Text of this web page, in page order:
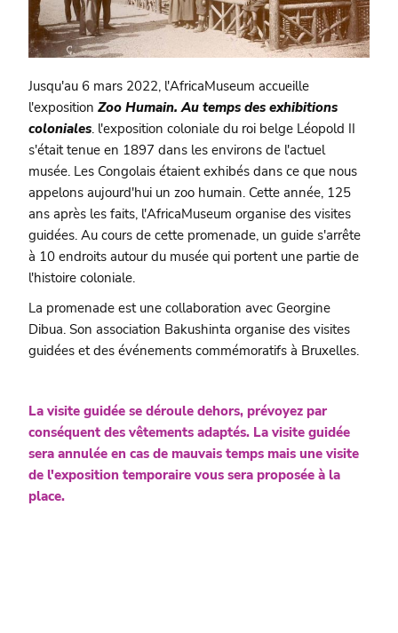
Jusqu'au 6 mars 2022, l'AfricaMuseum accueille
l'expositionZoo Humain. Au temps des exhibitions
coloniales. l'exposition coloniale du roi belge Léopold II
s'était tenue en 1897 dans les environs de l'actuel
musée. Les Congolais étaient exhibés dans ce que nous
appelons aujourd'hui un zoo humain. Cette année, 125
ans après les faits, l'AfricaMuseum organise des visites
guidées. Au cours de cette promenade, un guide s'arrête
à 10 endroits autour du musée qui portent une partie de
l'histoire coloniale.
La promenade est une collaboration avec Georgine
Dibua. Son association Bakushinta organise des visites
guidées et des événements commémoratifs à Bruxelles.
La visite guidée se déroule dehors, prévoyez par
conséquent des vêtements adaptés. La visite guidée
sera annulée en cas de mauvais temps mais une visite
de l'exposition temporaire vous sera proposée à la
place.